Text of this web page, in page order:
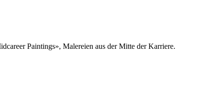
Paintings», Malereien aus der Mitte der Karriere.